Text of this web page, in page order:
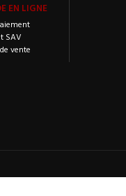
EN LIGNE
SAV
vente